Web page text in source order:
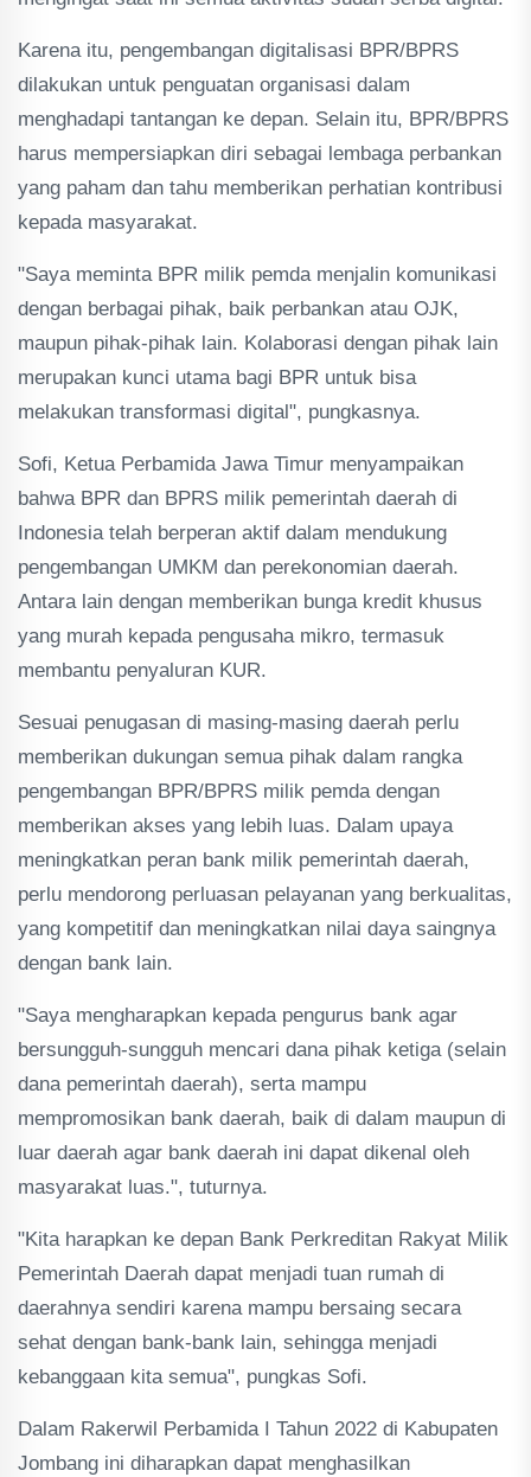
Karena itu, pengembangan digitalisasi BPR/BPRS
dilakukan untuk penguatan organisasi dalam
menghadapi tantangan ke depan. Selain itu, BPR/BPRS
harus mempersiapkan diri sebagai lembaga perbankan
yang paham dan tahu memberikan perhatian kontribusi
kepada masyarakat.
"Saya meminta BPR milik pemda menjalin komunikasi
dengan berbagai pihak, baik perbankan atau OJK,
maupun pihak-pihak lain. Kolaborasi dengan pihak lain
merupakan kunci utama bagi BPR untuk bisa
melakukan transformasi digital", pungkasnya.
Sofi, Ketua Perbamida Jawa Timur menyampaikan
bahwa BPR dan BPRS milik pemerintah daerah di
Indonesia telah berperan aktif dalam mendukung
pengembangan UMKM dan perekonomian daerah.
Antara lain dengan memberikan bunga kredit khusus
yang murah kepada pengusaha mikro, termasuk
membantu penyaluran KUR.
Sesuai penugasan di masing-masing daerah perlu
memberikan dukungan semua pihak dalam rangka
pengembangan BPR/BPRS milik pemda dengan
memberikan akses yang lebih luas. Dalam upaya
meningkatkan peran bank milik pemerintah daerah,
perlu mendorong perluasan pelayanan yang berkualitas,
yang kompetitif dan meningkatkan nilai daya saingnya
dengan bank lain.
"Saya mengharapkan kepada pengurus bank agar
bersungguh-sungguh mencari dana pihak ketiga (selain
dana pemerintah daerah), serta mampu
mempromosikan bank daerah, baik di dalam maupun di
luar daerah agar bank daerah ini dapat dikenal oleh
masyarakat luas.", tuturnya.
"Kita harapkan ke depan Bank Perkreditan Rakyat Milik
Pemerintah Daerah dapat menjadi tuan rumah di
daerahnya sendiri karena mampu bersaing secara
sehat dengan bank-bank lain, sehingga menjadi
kebanggaan kita semua", pungkas Sofi.
Dalam Rakerwil Perbamida I Tahun 2022 di Kabupaten
Jombang ini diharapkan dapat menghasilkan